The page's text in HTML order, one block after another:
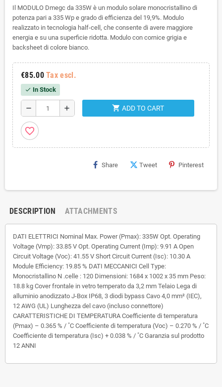
Il MODULO Dmegc da 335W è un modulo solare monocristallino di
potenza pari a 335 Wp e grado di efficienza del 19,9%. Modulo
realizzato in tecnologia half-cell, che consente di avere maggiore
energia e su una superficie ridotta. Modulo con cornice grigia e
backsheet di colore bianco.
€85.00 Tax escl.
check In Stock
remove add shopping_cart ADD TO CART
favorite_border
Share Tweet Pinterest
DESCRIPTION ATTACHMENTS
DATI ELETTRICI Nominal Max. Power (Pmax): 335W Opt. Operating
Voltage (Vmp): 33.85 V Opt. Operating Current (Imp): 9.91 A Open
Circuit Voltage (Voc): 41.55 V Short Circuit Current (Isc): 10.30 A
Module Efficiency: 19.85 % DATI MECCANICI Cell Type:
Monocristallino N .celle : 120 Dimensioni: 1684 x 1002 x 35 mm Peso:
18.8 kg Cover frontale in vetro temperato da 3,2 mm Telaio Lega di
alluminio anodizzato J-Box IP68, 3 diodi bypass Cavo 4,0 mm² (IEC),
12 AWG (UL) Lunghezza del cavo (incluso connettore)
CARATTERISTICHE DI TEMPERATURA Coefficiente di temperatura
(Pmax) – 0.365 % / ˚C Coefficiente di temperatura (Voc) – 0.270 % / ˚C
Coefficiente di temperatura (Isc) + 0.038 % / ˚C Garanzia sul prodotto
12 ANNI